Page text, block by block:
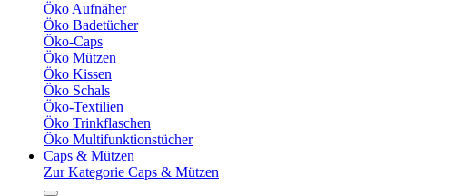
Öko Aufnäher
Öko Badetücher
Öko-Caps
Öko Mützen
Öko Kissen
Öko Schals
Öko-Textilien
Öko Trinkflaschen
Öko Multifunktionstücher
Caps & Mützen
Zur Kategorie Caps & Mützen